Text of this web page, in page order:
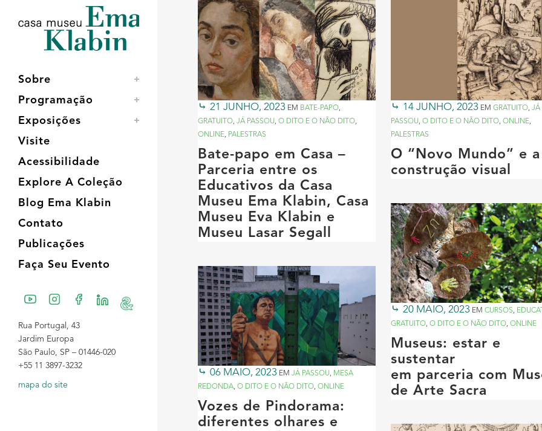
conteúdo
navegação
Sobre
Programação
Exposições
Visite
Acessibilidade
Explore A Coleção
Blog Ema Klabin
Contato
Publicações
Faça Seu Evento
Rua Portugal, 43
Jardim Europa
São Paulo, SP – 01446-020
+55 11 3897-3232
mapa do site
21 JUNHO, 2023 EM BATE-PAPO,
GRATUITO, JÁ PASSOU, O DITO E O NÃO DITO,
ONLINE, PALESTRAS
Bate-papo em Casa –
Parceria entre os
Educativos da Casa
Museu Ema Klabin, Casa
Museu Eva Klabin e
Museu Lasar Segall
14 JUNHO, 2023EM GRATUITO, JÁ
PASSOU, O DITO E O NÃO DITO, ONLINE,
PALESTRAS
O “Novo Mundo” e a
construção visual
20 MAIO, 2023EM CURSOS,
GRATUITO, O DITO E O NÃO DITO, ONLINE
Museus: estar e
sustentar
em parceria com
de Arte Sacra
06 MAIO, 2023 EM JÁ PASSOU, MESA
REDONDA, O DITO E O NÃO DITO, ONLINE
Vozes de Pindorama:
diferentes olhares e